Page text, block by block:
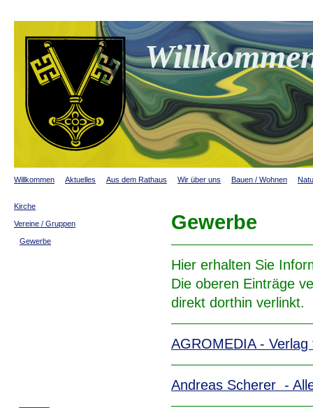
Willkommen Aktuelles Aus dem Rathaus Wir über uns Bauen / Wohnen
Gewerbe
Hier erhalten Sie
Die oberen Einträge
direkt dorthin verlinkt.
AGROMEDIA -
Andreas Scherer -
Kirche
Vereine / Gruppen
Gewerbe